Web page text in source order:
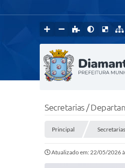
Secretarias /
Principal
Atualizado em: 22/05/2026